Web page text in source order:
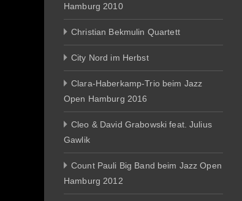
Hamburg 2010
Christian Bekmulin Quartett
City Nord im Herbst
Clara-Haberkamp-Trio beim Jazz
Open Hamburg 2016
Cleo & David Grabowski feat. Julius
Gawlik
Count Pauli Big Band beim Jazz Open
Hamburg 2012